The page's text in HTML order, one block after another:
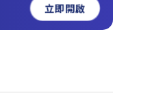
立即開啟